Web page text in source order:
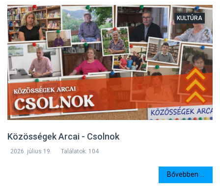
Közösségek Arcai - Csolnok
KULTÚRA
2026. július 19. Találatok: 104
Bővebben ...